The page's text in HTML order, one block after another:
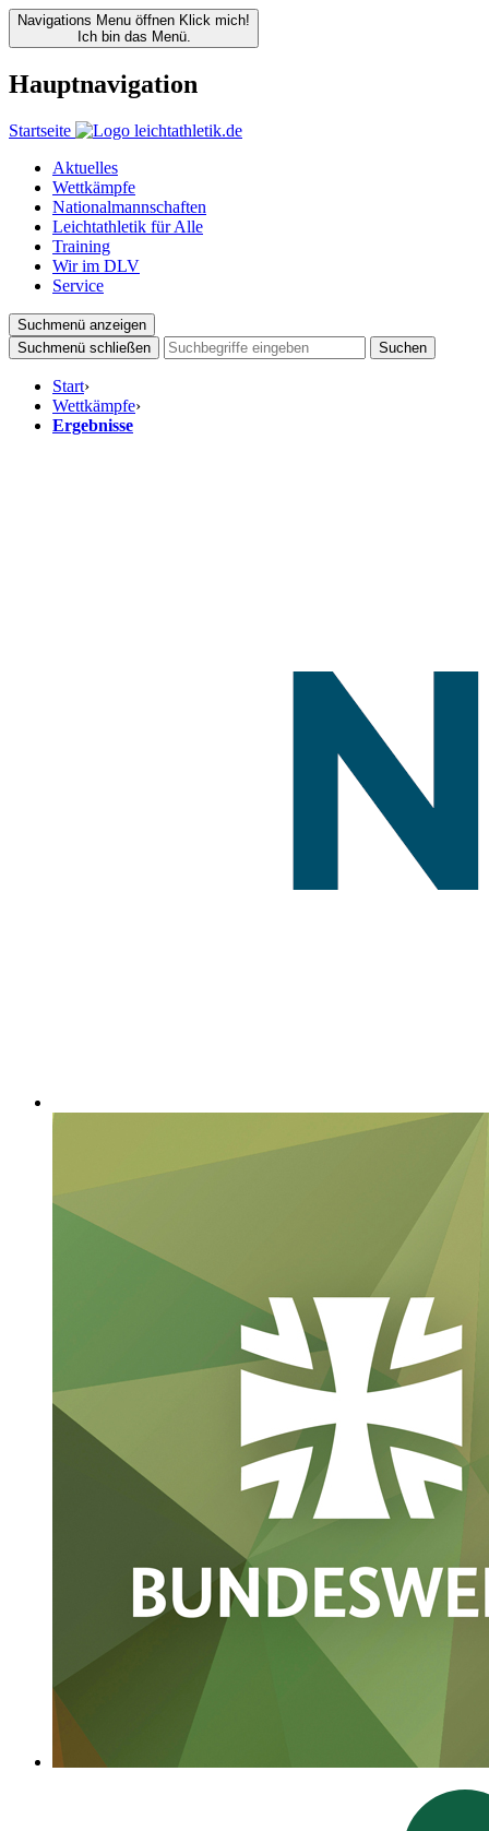
Navigations Menu öffnen Klick mich!
Ich bin das Menü.
Hauptnavigation
Startseite
Aktuelles
Wettkämpfe
Nationalmannschaften
Leichtathletik für Alle
Training
Wir im DLV
Service
Suchmenü anzeigen
Suchmenü schließen
Suchen
Start›
Wettkämpfe›
Ergebnisse